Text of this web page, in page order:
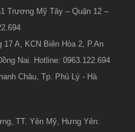
Trương Mỹ Tây – Quận 12 –
A, KCN Biên Hòa 2, P.An
Nai. Hotline: 0963.122.694
Châu, Tp. Phủ Lý - Hà
TT. Yên Mỹ, Hưng Yên: